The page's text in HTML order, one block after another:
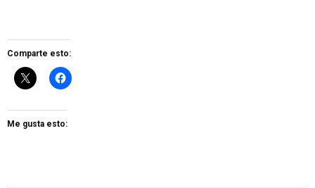
Comparte esto:
Me gusta esto: